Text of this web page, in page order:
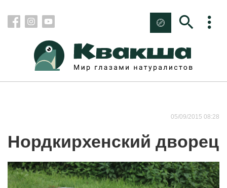
05/09/2015 08:28
Нордкирхенский дворец